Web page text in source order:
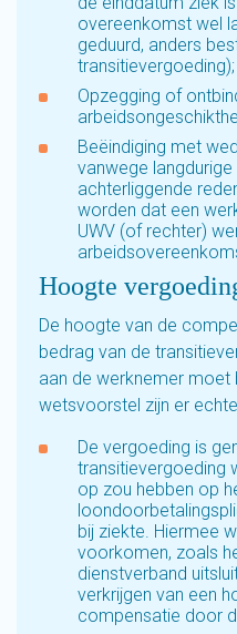
overeenkomst wel
geduurd, anders
transitievergoeding);
Opzegging of
Beëindiging met
vanwege
achterliggende
worden dat een
UWV (of rechter)
Hoogte
De hoogte van de
bedrag van de
aan de werknemer moet
wetsvoorstel zijn er
De vergoeding is
transitievergoeding
op zou hebben op
bij ziekte. Hiermee
voorkomen, zoals
dienstverband
verkrijgen van een
compensatie door